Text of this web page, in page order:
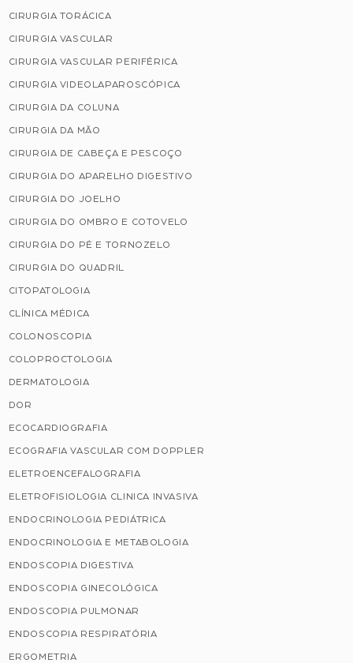
CIRURGIA TORÁCICA
CIRURGIA VASCULAR
CIRURGIA VASCULAR PERIFÉRICA
CIRURGIA VIDEOLAPAROSCÓPICA
CIRURGIA DA COLUNA
CIRURGIA DA MÃO
CIRURGIA DE CABEÇA E PESCOÇO
CIRURGIA DO APARELHO DIGESTIVO
CIRURGIA DO JOELHO
CIRURGIA DO OMBRO E COTOVELO
CIRURGIA DO PÉ E TORNOZELO
CIRURGIA DO QUADRIL
CITOPATOLOGIA
CLÍNICA MÉDICA
COLONOSCOPIA
COLOPROCTOLOGIA
DERMATOLOGIA
DOR
ECOCARDIOGRAFIA
ECOGRAFIA VASCULAR COM DOPPLER
ELETROENCEFALOGRAFIA
ELETROFISIOLOGIA CLINICA INVASIVA
ENDOCRINOLOGIA PEDIÁTRICA
ENDOCRINOLOGIA E METABOLOGIA
ENDOSCOPIA DIGESTIVA
ENDOSCOPIA GINECOLÓGICA
ENDOSCOPIA PULMONAR
ENDOSCOPIA RESPIRATÓRIA
ERGOMETRIA